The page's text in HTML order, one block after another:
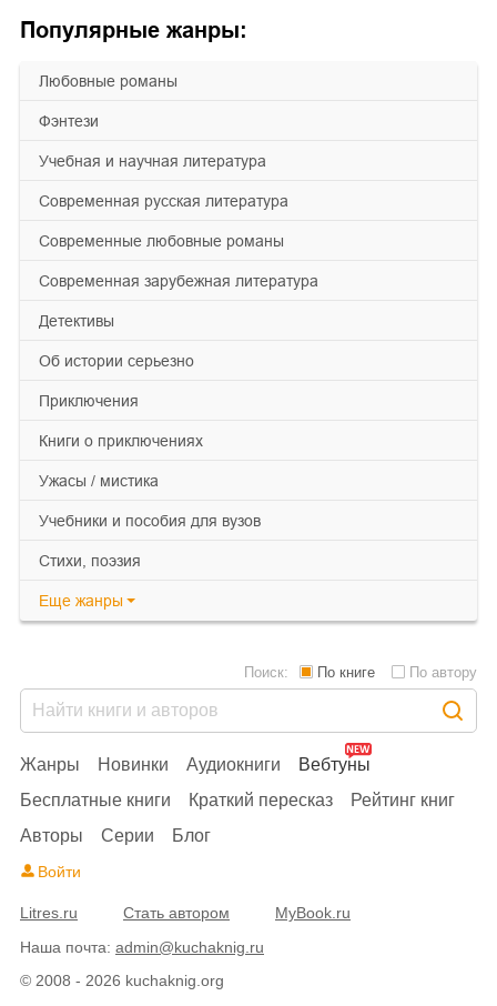
Популярные жанры:
любовные романы
фэнтези
учебная и научная литература
современная русская литература
современные любовные романы
современная зарубежная литература
детективы
об истории серьезно
приключения
книги о приключениях
ужасы / мистика
учебники и пособия для вузов
cтихи, поэзия
Еще жанры
© 2008 - 2026 kuchaknig.org
Жанры Новинки Аудиокниги
Вебтуны
Бесплатные книги
Краткий пересказ
Рейтинг книг
Авторы
Серии Блог
Поиск: По книге По автору
Войти
Litres.ru Стать автором
MyBook.ru
Наша почта: admin@kuchaknig.ru